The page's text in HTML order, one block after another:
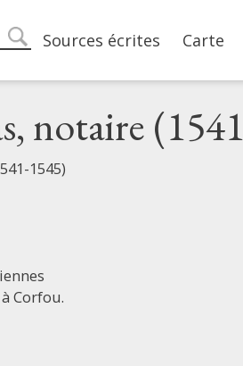
search
Main navigation
Sources écrites Carte
notaire
1545)
Corfou.